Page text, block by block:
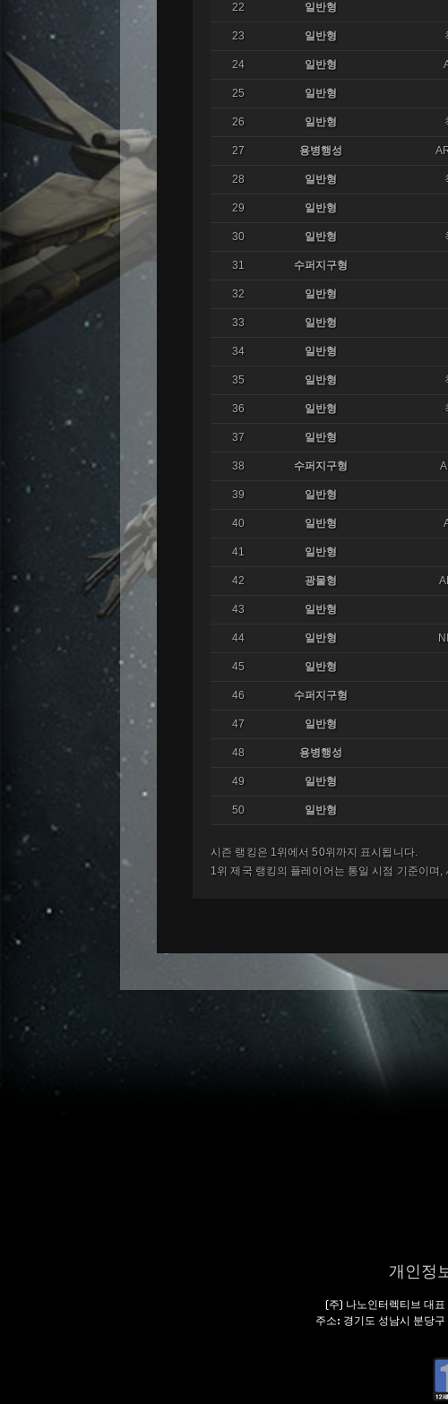
22 일반형
23 일반형
24 일반형
25 일반형
26 일반형
27 용병행성
28 일반형
29 일반형
30 일반형
31 수퍼지구형
32 일반형
33 일반형
34 일반형
35 일반형
36 일반형
37 일반형
38 수퍼지구형
39 일반형
40 일반형
41 일반형
42 광물형
43 일반형
44 일반형
45 일반형
46 수퍼지구형
47 일반형
48 용병행성
49 일반형
50 일반형
시즌 랭킹은 1위에서 50위까지 표시됩니다.
1위 제국 랭킹의 플레이어는 통일 시점 기준이며
개인정
(주) 나노인터렉티브 대
주소: 경기도 성남시 분당